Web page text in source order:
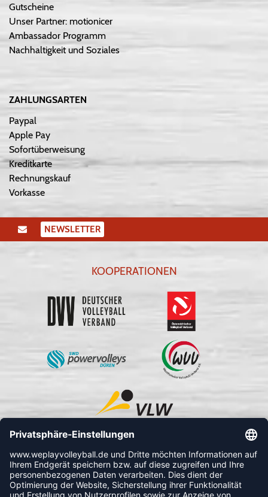
Gutscheine
Unser Partner: motionicer
Ambassador Programm
Nachhaltigkeit und Soziales
ZAHLUNGSARTEN
Paypal
Apple Pay
Sofortüberweisung
Kreditkarte
Rechnungskauf
Vorkasse
NEWSLETTER
KOOPERATIONEN
FOLLOW US